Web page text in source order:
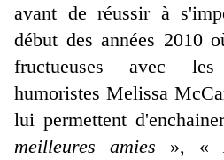
avant de réussir à
début des années 2010
fructueuses avec
humoristes Melissa
lui permettent
meilleures amies », «